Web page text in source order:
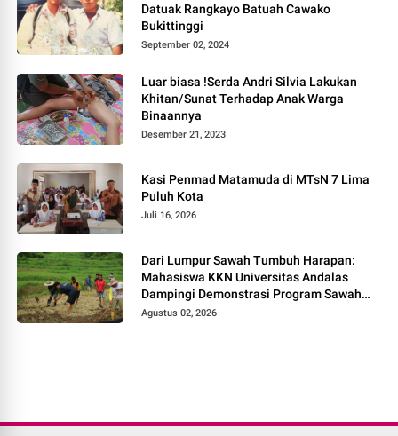
Datuak Rangkayo Batuah Cawako
Bukittinggi
September 02, 2024
Luar biasa !Serda Andri Silvia Lakukan
Khitan/Sunat Terhadap Anak Warga
Binaannya
Desember 21, 2023
Kasi Penmad Matamuda di MTsN 7 Lima
Puluh Kota
Juli 16, 2026
Dari Lumpur Sawah Tumbuh Harapan:
Mahasiswa KKN Universitas Andalas
Dampingi Demonstrasi Program Sawah
Pokok Murah di Jorong Bayua
Agustus 02, 2026